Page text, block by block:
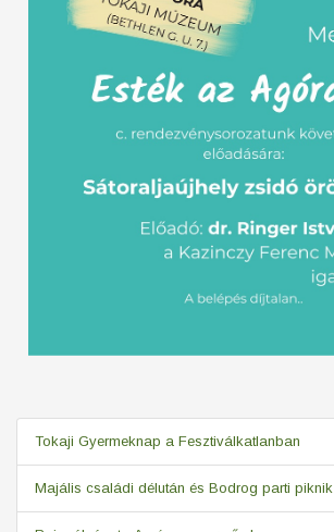
Tokaji Gyermeknap a Fesztiválkatlanban
Majális családi délután és Bodrog parti piknik